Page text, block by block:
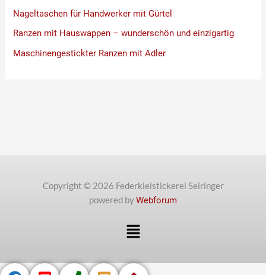
Nageltaschen für Handwerker mit Gürtel
Ranzen mit Hauswappen – wunderschön und einzigartig
Maschinengestickter Ranzen mit Adler
Copyright © 2026 Federkielstickerei Seiringer
powered byWebforum
Menü